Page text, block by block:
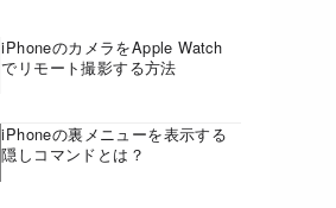
iPhoneのカメラをApple Watch
でリモート撮影する方法
iPhoneの裏メニューを表示する
隠しコマンドとは？